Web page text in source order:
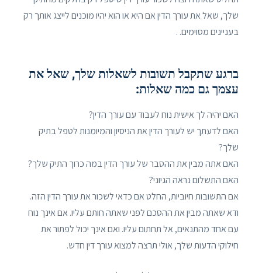
שלך, שאל את עורך הדין אם היא או הוא יהיו מוכנים לייצג אותך רק
בעניינים מסוימים. .
ברגע שתקבל תשובות לשאלות שלך, שאל את
עצמך גם כמה שאלות:
האם יהיה לך אישית נוח לעבוד עם עורך הדין?
האם לדעתך יש לעורך הדין את הניסיון והמיומנות לטפל בתיק
שלך?
האם אתה מבין את ההסבר של עורך הדין במה כרוך התיק שלך?
האם התשלום נראה הגיוני?
אם התשובות חיוביות, החלט אם כדאי לשכור את עורך הדין הזה.
ודא שאתה מבין את ההסכם לפני שאתה חותם עליו. אם אינך נוח
עם אחד מהתנאים, אל תחתום עליו. ואם אינך יכול לפתור את
חילוקי הדעות שלך, אולי תרצה למצוא עורך דין חדש.